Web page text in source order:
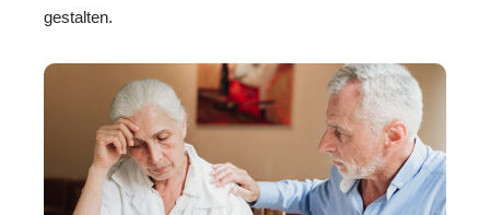
gestalten.